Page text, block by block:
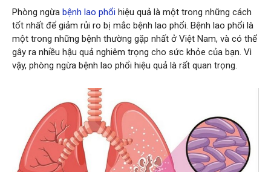
Phòng ngừa bệnh lao phổi hiệu quả là một trong những cách
tốt nhất để giảm rủi ro bị mắc bệnh lao phổi. Bệnh lao phổi là
một trong những bệnh thường gặp nhất ở Việt Nam, và có thể
gây ra nhiều hậu quả nghiêm trọng cho sức khỏe của bạn. Vì
vậy, phòng ngừa bệnh lao phổi hiệu quả là rất quan trọng.